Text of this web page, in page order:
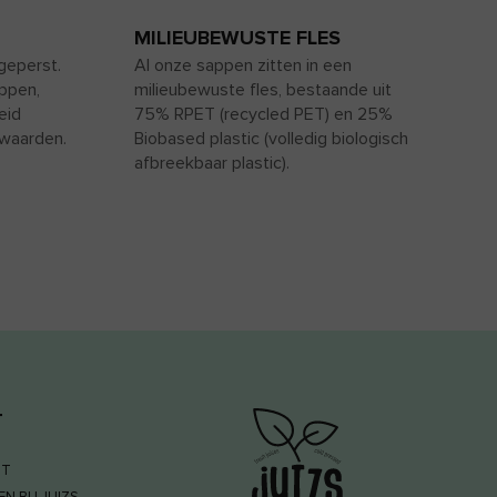
MILIEUBEWUSTE FLES
Al onze sappen zitten in een
milieubewuste fles, bestaande uit
75% RPET (recycled PET) en 25%
Biobased plastic (volledig biologisch
afbreekbaar plastic).